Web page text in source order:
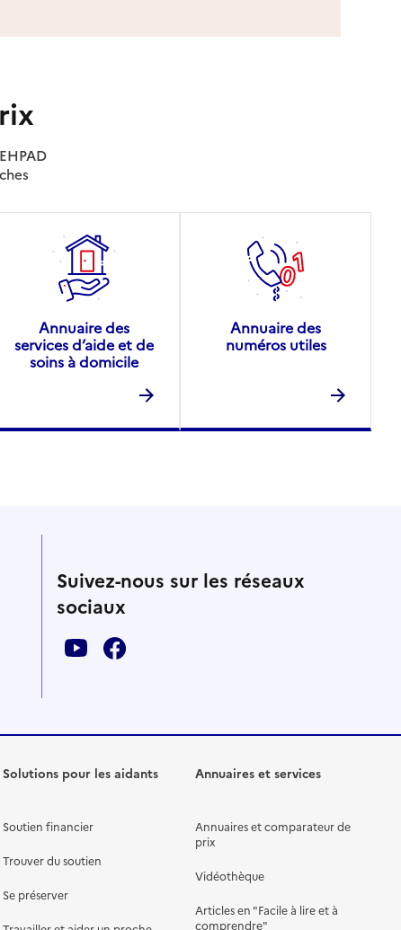
Annuaire des
services d’aide et de
soins à domicile
Annuaire des
numéros utiles
Suivez-nous sur les réseaux
sociaux
Solutions pour les aidants
Soutien financier
Trouver du soutien
Se préserver
Annuaires et services
Annuaires et comparateur de
prix
Vidéothèque
Articles en "Facile à lire et à
comprendre"